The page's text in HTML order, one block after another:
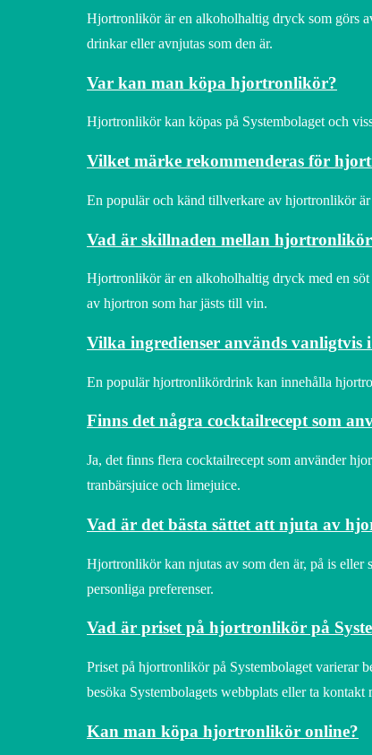
Hjortronlikör är en alkoholhaltig dryck som görs
drinkar eller avnjutas som den är.
Var kan man köpa hjortronlikör?
Hjortronlikör kan köpas på Systembolaget och
Vilket märke rekommenderas för
En populär och känd tillverkare av hjortronlikör
Vad är skillnaden mellan
Hjortronlikör är en alkoholhaltig dryck med en
av hjortron som har jästs till vin.
Vilka ingredienser används
En populär hjortronlikördrink kan innehålla
Finns det några cocktailrecept som
Ja, det finns flera cocktailrecept som använder
tranbärsjuice och limejuice.
Vad är det bästa sättet att njuta av
Hjortronlikör kan njutas av som den är, på is eller
personliga preferenser.
Vad är priset på hjortronlikör på
Priset på hjortronlikör på Systembolaget varierar
besöka Systembolagets webbplats eller ta kontakt
Kan man köpa hjortronlikör online?